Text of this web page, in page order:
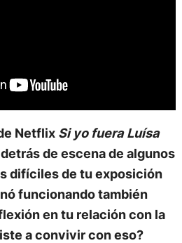
Netflix Si yo fuera Luísa
de escena de algunos
difíciles de tu exposición
funcionando también
en tu relación con la
a convivir con eso?